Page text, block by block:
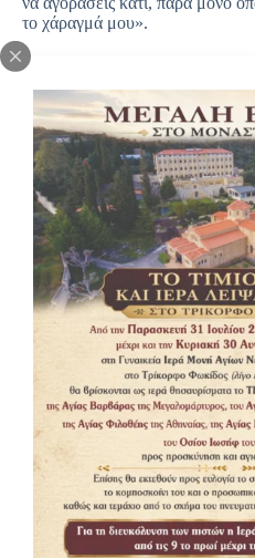
το χάραγμά μου».
Εύχομαι να ακούσετε την φωνή
Πηγή άρθρου:
Blog Γέροντας Νεκτάριος
PREVIOUS
Κάντε μια Δωρεά για να